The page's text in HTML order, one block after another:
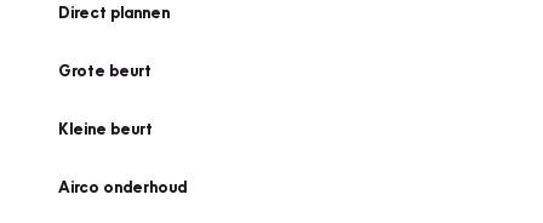
Direct plannen
Grote beurt
Kleine beurt
Airco onderhoud